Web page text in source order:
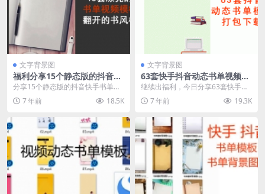
文字背景图
福利分享15个静态版的抖音快
手书单视频模板高清背景素材
分享15个静态版的抖音快手书单视
频模板高清背景素材，百度网盘打
包下载哦！！模板风...
7 年前 18.5K
文字背景图
63套快手抖音动态书单视频模
板(成长、儿童、爱情类动态书
继续出福利，今日分享63套快手抖
音动态书单模板，适合作为成长、
儿童、爱情类动态书...
7 年前 19.3K